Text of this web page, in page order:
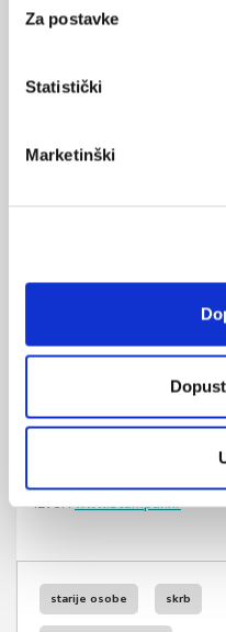
Za postavke
Statistički
Marketinški
Radna skupina:
U razumijevanju
koje imaju osobe
Potrebna je
Potrebno je
posebno u
Potrebne su
konzultacije/
važnim aspektima zajednice
Izvor:www.stampar.hr
starije osobe skrb